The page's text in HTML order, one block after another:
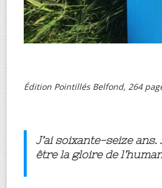
Édition Pointillés Belfond, 264
J’ai soixante-seize
être la gloire de